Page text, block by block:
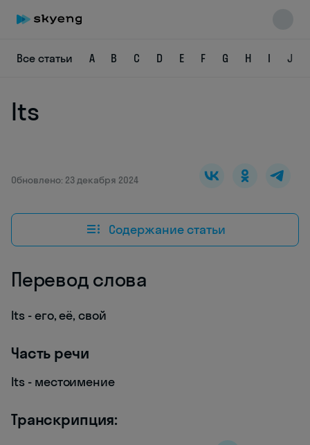
Все статьи A B C D E F G H I J
Its
Обновлено: 23 декабря 2024
Содержание статьи
Перевод слова
Its - его, её, свой
Часть речи
Its - местоимение
Транскрипция: